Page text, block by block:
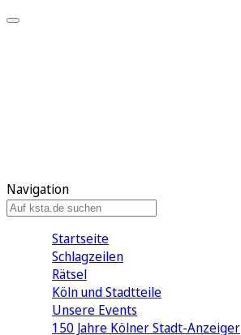
Navigation
Startseite
Schlagzeilen
Rätsel
Köln und Stadtteile
Unsere Events
150 Jahre Kölner Stadt-Anzeiger